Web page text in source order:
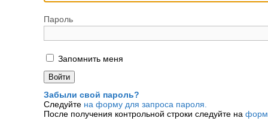
Пароль
Запомнить меня
Забыли свой пароль?
Следуйте на форму для запроса пароля.
После получения контрольной строки следуйте на